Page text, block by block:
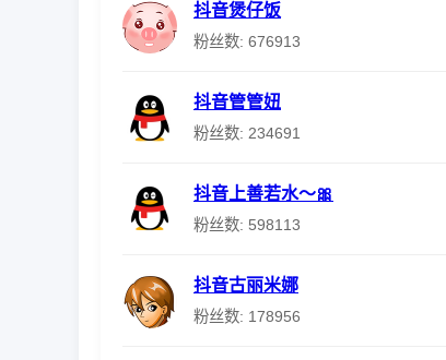
抖音煲仔饭
粉丝数: 676913
抖音管管妞
粉丝数: 234691
抖音上善若水～🎀
粉丝数: 598113
抖音古丽米娜
粉丝数: 178956